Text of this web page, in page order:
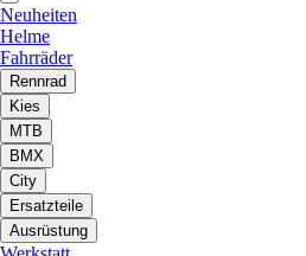
Neuheiten
Helme
Fahrräder
Rennrad
Kies
MTB
BMX
City
Ersatzteile
Ausrüstung